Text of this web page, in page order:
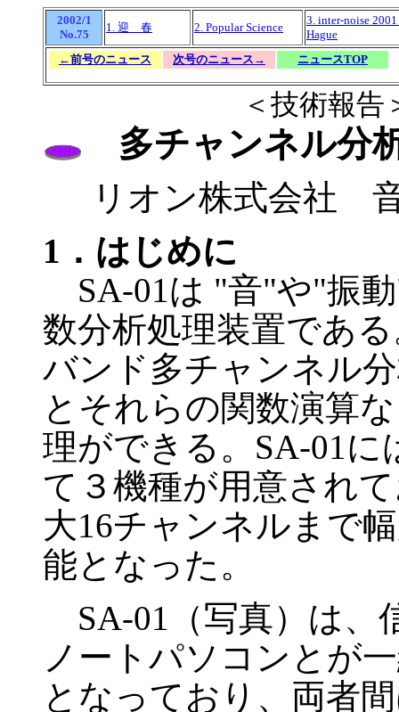
2002/1
No.75
1. 迎 春 2. Popular Science
3. inter-noise
Hague
←前号のニュース
次号のニュース→ ニュースTOP
＜技術報告
多チャンネル分
リオン株式会社
1．はじめに
SA-01は "音"や"振
数分析処理装置であ
バンド多チャンネル
とそれらの関数演算
理ができる。SA-01
て３機種が用意され
大16チャンネルまで
能となった。
SA-01（写真）は、
ノートパソコンとが
となっており、両者